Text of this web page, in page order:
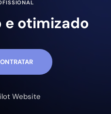
e otimizado